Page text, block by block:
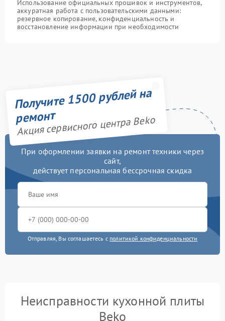
Использование официальных прошивок и инструментов,
аккуратная работа с пользовательскими данными:
резервное копирование, конфиденциальность и
восстановление информации при необходимости
Получите 1500 рублей на
ремонт
Акция сервисного центра Beko
При оформлении заявки на ремонт техники через
сайт,
действует персональная бессрочная скидка
Отправляя, Вы соглашаетесь с политикой конфиденциальности
Неисправности кухонной плиты
Beko